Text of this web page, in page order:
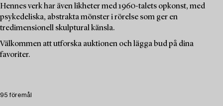
Hennes verk har även likheter med 1960-talets opkonst, med
psykedeliska, abstrakta mönster i rörelse som ger en
tredimensionell skulptural känsla.
Välkommen att utforska auktionen och lägga bud på dina
favoriter.
95 föremål